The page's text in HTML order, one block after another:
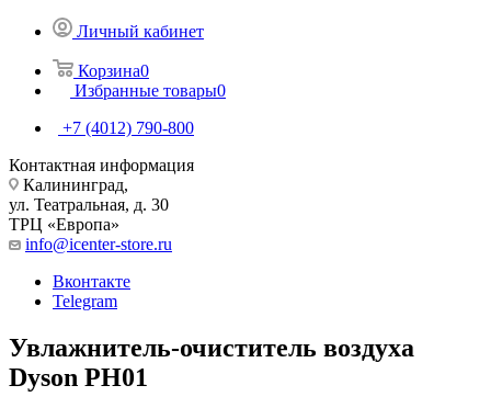
Личный кабинет
Корзина0
Избранные товары0
+7 (4012) 790-800
Контактная информация
Калининград,
ул. Театральная, д. 30
ТРЦ «Европа»
info@icenter-store.ru
Вконтакте
Telegram
Увлажнитель-очиститель воздуха
Dyson PH01